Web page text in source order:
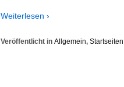
Weiterlesen ›
Veröffentlicht in Allgemein, Startseiten